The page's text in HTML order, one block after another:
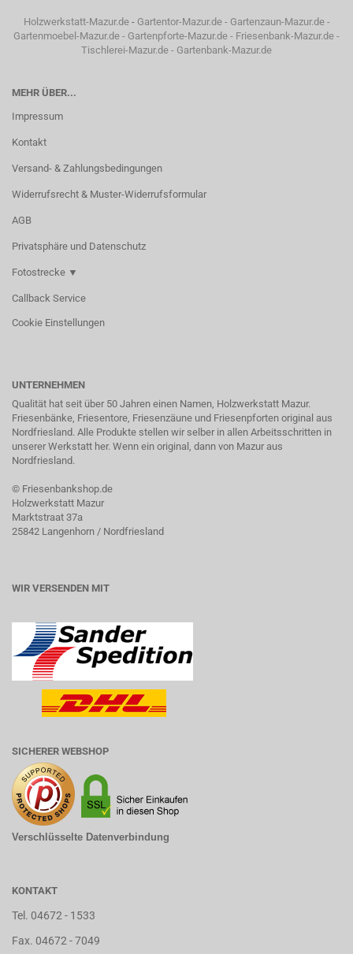
Holzwerkstatt-Mazur.de- Gartentor-Mazur.de- Gartenzaun-Mazur.de-
Gartenmoebel-Mazur.de - Gartenpforte-Mazur.de - Friesenbank-Mazur.de -
Tischlerei-Mazur.de - Gartenbank-Mazur.de
MEHR ÜBER...
Impressum
Kontakt
Versand- & Zahlungsbedingungen
Widerrufsrecht & Muster-Widerrufsformular
AGB
Privatsphäre und Datenschutz
Fotostrecke ▼
Callback Service
Cookie Einstellungen
UNTERNEHMEN
Qualität hat seit über 50 Jahren einen Namen, Holzwerkstatt Mazur.
Friesenbänke, Friesentore, Friesenzäune und Friesenpforten original aus
Nordfriesland. Alle Produkte stellen wir selber in allen Arbeitsschritten in
unserer Werkstatt her. Wenn ein original, dann von Mazur aus
Nordfriesland.
© Friesenbankshop.de
Holzwerkstatt Mazur
Marktstraat 37a
25842 Langenhorn / Nordfriesland
WIR VERSENDEN MIT
SICHERER WEBSHOP
Verschlüsselte Datenverbindung
KONTAKT
Tel. 04672 - 1533
Fax. 04672 - 7049